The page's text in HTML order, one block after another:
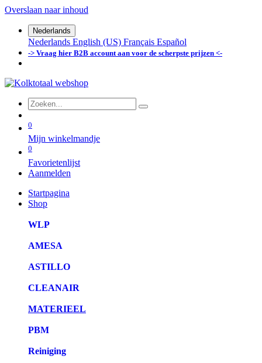
Overslaan naar inhoud
Nederlands
Nederlands English (US) Français Español
-> Vraag hier B2B account aan voor de scherpste prijzen <-
0
Mijn winkelmandje
0
Favorietenlijst
Aanmelden
Startpagina
Shop
WLP
AMESA
ASTILLO
CLEANAIR
MATERIEEL
PBM
Reiniging